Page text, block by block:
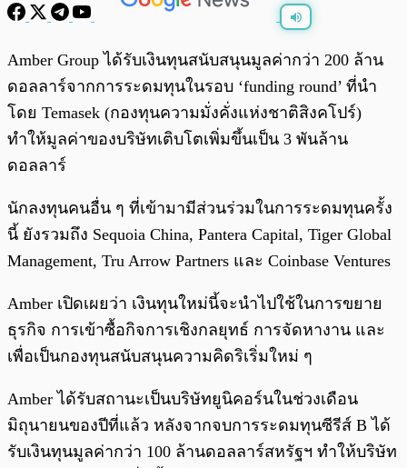
0:00 0:00
Amber Group ได้รับเงินทุนสนับสนุนมูลค่ากว่า 200 ล้าน
ดอลลาร์จากการระดมทุนในรอบ ‘funding round’ ที่นำ
โดย Temasek (กองทุนความมั่งคั่งแห่งชาติสิงคโปร์)
ทำให้มูลค่าของบริษัทเติบโตเพิ่มขึ้นเป็น 3 พันล้าน
ดอลลาร์
นักลงทุนคนอื่น ๆ ที่เข้ามามีส่วนร่วมในการระดมทุนครั้ง
นี้ ยังรวมถึง Sequoia China, Pantera Capital, Tiger Global
Management, Tru Arrow Partners และ Coinbase Ventures
Amber เปิดเผยว่า เงินทุนใหม่นี้จะนำไปใช้ในการขยาย
ธุรกิจ การเข้าซื้อกิจการเชิงกลยุทธ์ การจัดหางาน และ
เพื่อเป็นกองทุนสนับสนุนความคิดริเริ่มใหม่ ๆ
Amber ได้รับสถานะเป็นบริษัทยูนิคอร์นในช่วงเดือน
มิถุนายนของปีที่แล้ว หลังจากจบการระดมทุนซีรีส์ B ได้
รับเงินทุนมูลค่ากว่า 100 ล้านดอลลาร์สหรัฐฯ ทำให้บริษัท